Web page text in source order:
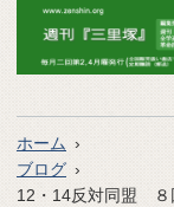
ホーム
ブログ
12・14反対同盟 ８